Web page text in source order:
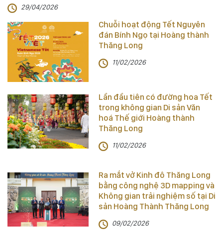
29/04/2026
Chuỗi hoạt động Tết Nguyên
đán Bính Ngọ tại Hoàng thành
Thăng Long
11/02/2026
Lần đầu tiên có đường hoa Tết
trong không gian Di sản Văn
hoá Thế giới Hoàng thành
Thăng Long
11/02/2026
Ra mắt vở Kinh đô Thăng Long
bằng công nghệ 3D mapping và
Không gian trải nghiệm số tại Di
sản Hoàng Thành Thăng Long
09/02/2026